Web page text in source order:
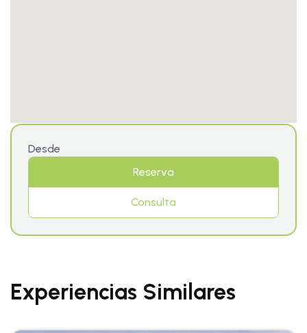
Desde
Reserva
Consulta
Experiencias Similares